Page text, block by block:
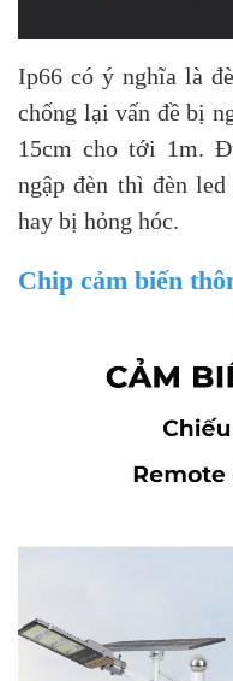
Ip66 có ý nghĩa là
chống lại vấn đề bị
15cm cho tới 1m.
ngập đèn thì đèn
hay bị hỏng hóc.
Chip cảm biến